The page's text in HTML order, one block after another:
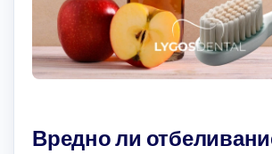
Вредно ли